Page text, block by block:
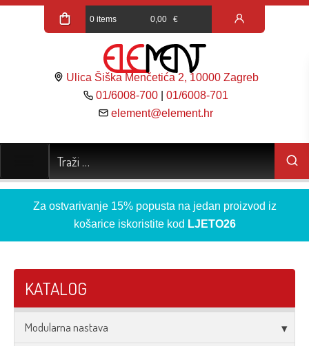
0 items 0,00 €
Ulica Šiška Menčetića 2, 10000 Zagreb
01/6008-700 |01/6008-701
element@element.hr
Za ostvarivanje 15% popusta na jedan proizvod iz
košarice iskoristite kod LJETO26
KATALOG
Modularna nastava